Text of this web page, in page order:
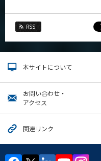
RSS
本サイトについて
お問い合わせ・
アクセス
関連リンク
2026年
2025年
2024年
2022年
2021年
2020年
12月